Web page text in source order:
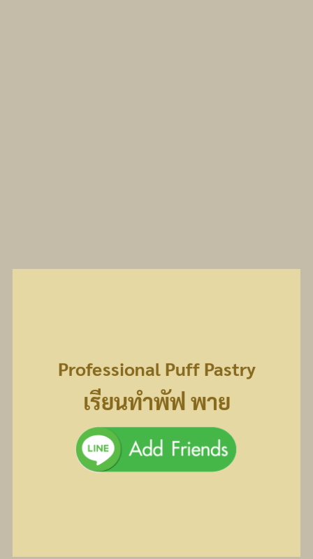
Professional Puff Pastry
เรียนทำพัฟ พาย